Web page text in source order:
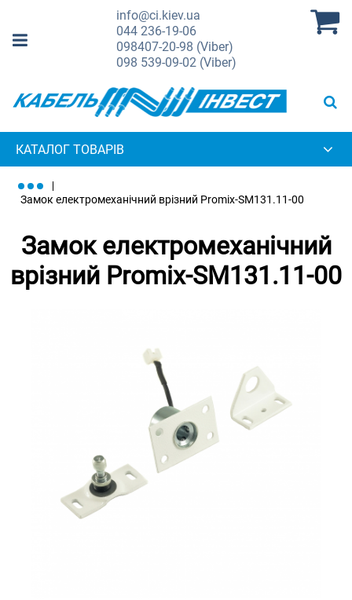
info@ci.kiev.ua
044236-19-06
098407-20-98 (Viber)
098 539-09-02 (Viber)
КАТАЛОГ ТОВАРІВ
Замок електромеханічний врізний Promix-SM131.11-00
Замок електромеханічний
врізний Promix-SM131.11-00